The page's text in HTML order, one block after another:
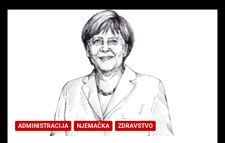
ADMINISTRACIJA NJEMAČKA ZDRAVSTVO